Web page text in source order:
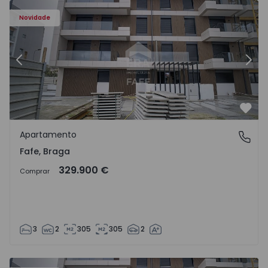
Novidade
Anterior
Fafe, Braga
Apartamento
Fafe, Braga
Comprar 329.900 €
3 2 305 305 2